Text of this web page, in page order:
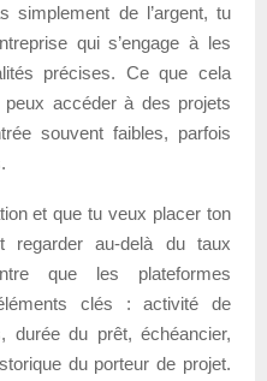
simplement de l’argent, tu
qui s’engage à les
précises. Ce que cela
accéder à des projets
souvent faibles, parfois
et que tu veux placer ton
regarder au-delà du taux
que les plateformes
clés : activité de
durée du prêt, échéancier,
du porteur de projet.